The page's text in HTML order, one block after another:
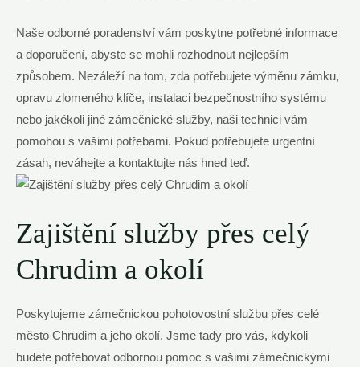
Naše odborné poradenství vám poskytne potřebné informace
a doporučení, abyste se mohli rozhodnout nejlepším
způsobem. Nezáleží na tom, zda potřebujete výměnu zámku,
opravu zlomeného klíče, instalaci bezpečnostního systému
nebo jakékoli jiné zámečnické služby, naši technici vám
pomohou s vašimi potřebami. Pokud potřebujete urgentní
zásah, neváhejte a kontaktujte nás hned teď.
Zajištění služby přes celý
Chrudim a okolí
Poskytujeme zámečnickou pohotovostní službu přes celé
město Chrudim a jeho okolí. Jsme tady pro vás, kdykoli
budete potřebovat odbornou pomoc s vašimi zámečnickými